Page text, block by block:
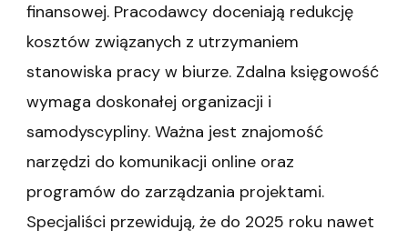
finansowej. Pracodawcy doceniają redukcję
kosztów związanych z utrzymaniem
stanowiska pracy w biurze. Zdalna księgowość
wymaga doskonałej organizacji i
samodyscypliny. Ważna jest znajomość
narzędzi do komunikacji online oraz
programów do zarządzania projektami.
Specjaliści przewidują, że do 2025 roku nawet